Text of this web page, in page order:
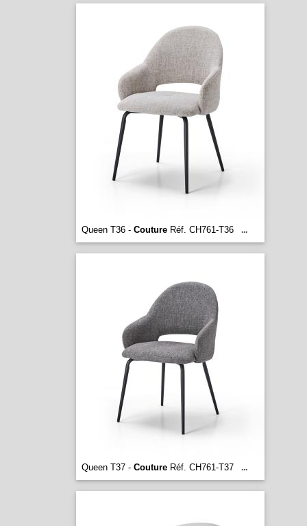
Queen T36 - CoutureRéf. CH761-T36 ...
Queen T37 - CoutureRéf. CH761-T37 ...